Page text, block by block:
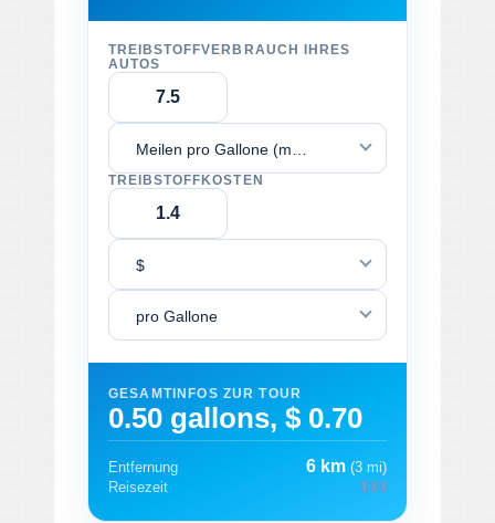
TREIBSTOFFVERBRAUCH IHRES
AUTOS
TREIBSTOFFKOSTEN
$
pro Gallone
GESAMTINFOS ZUR TOUR
0.50 gallons, $ 0.70
Entfernung 6 km (3 mi)
Reisezeit